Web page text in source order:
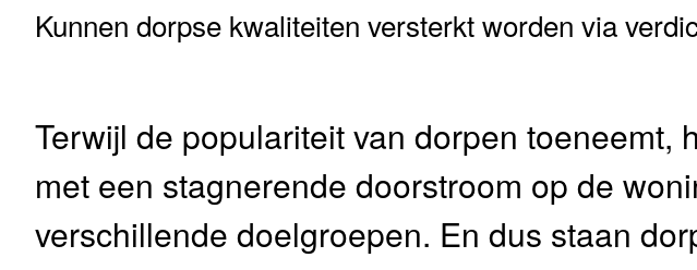
Kunnen dorpse kwaliteiten versterkt worden via
Terwijl de populariteit van dorpen
met een stagnerende doorstroom op de
verschillende doelgroepen. En dus staan